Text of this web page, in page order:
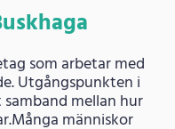
som arbetar med
Utgångspunkten i
mellan hur
människor